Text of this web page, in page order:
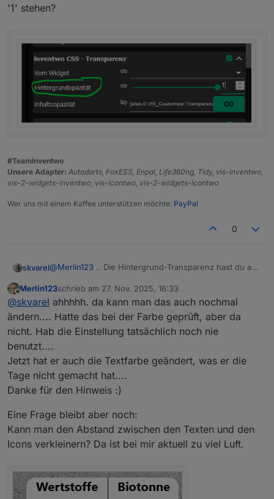
(Hab das Widget verschoben, da im Editor der
Hintergrund nicht bis unten angezeigt wird.)
'1' stehen?
#TeamInventwo
Unsere Adapter: Autodarts, FoxESS, Enpal, Life360ng, Tidy, vis-inventwo,
vis-2-widgets-inventwo, vis-icontwo, vis-2-widgets-icontwo
Wer uns mit einem Kaffee unterstützen möchte: PayPal
0
skvarel@Merlin123 .. Die Hintergrund-Transparenz hast du auf
Offline
Merlin123schrieb am 27. Nov. 2025, 16:33
zuletzt editiert von
@skvarel ahhhhh. da kann man das auch nochmal
ändern.... Hatte das bei der Farbe geprüft, aber da
nicht. Hab die Einstellung tatsächlich noch nie
benutzt....
Jetzt hat er auch die Textfarbe geändert, was er die
Tage nicht gemacht hat....
Danke für den Hinweis :)
Eine Frage bleibt aber noch:
Kann man den Abstand zwischen den Texten und den
Icons verkleinern? Da ist bei mir aktuell zu viel Luft.